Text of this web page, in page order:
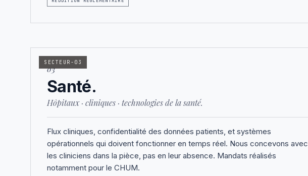
SECTEUR-03
03
Santé.
Hôpitaux · cliniques · technologies de la santé.
Flux cliniques, confidentialité des données patients, et systèmes
opérationnels qui doivent fonctionner en temps réel. Nous concevons avec
les cliniciens dans la pièce, pas en leur absence. Mandats réalisés
notamment pour le CHUM.